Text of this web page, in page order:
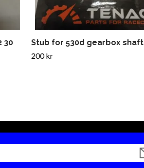
30
Stub for 530d gearbox shaft
200 kr